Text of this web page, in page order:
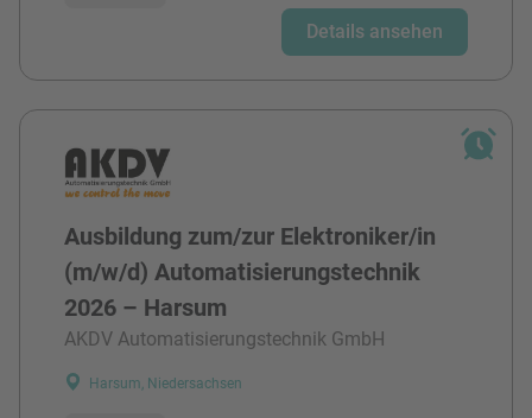
Details ansehen
Ausbildung zum/zur Elektroniker/in
(m/w/d) Automatisierungstechnik
2026 – Harsum
AKDV Automatisierungstechnik GmbH
Harsum, Niedersachsen